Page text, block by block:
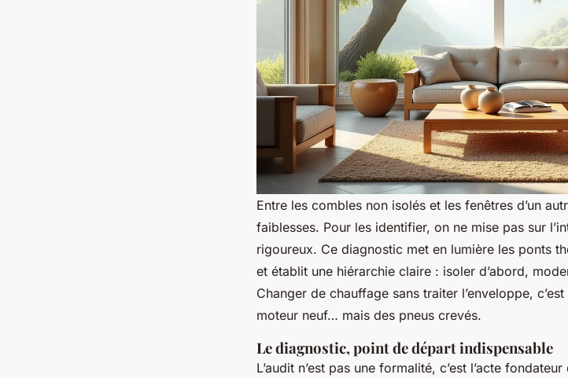
Entre les combles non isolés et les fenêtres d’un
faiblesses. Pour les identifier, on ne mise pas sur
rigoureux. Ce diagnostic met en lumière les ponts
et établit une hiérarchie claire : isoler d’abord,
Changer de chauffage sans traiter l’enveloppe,
moteur neuf… mais des pneus crevés.
Le diagnostic, point de départ indispensable
L’audit n’est pas une formalité, c’est l’acte